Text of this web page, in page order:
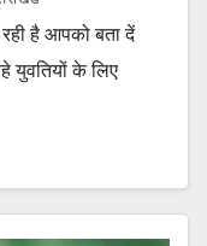
है आपको बता दें
युवतियों के लिए